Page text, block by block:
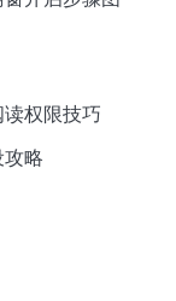
权限技巧
略